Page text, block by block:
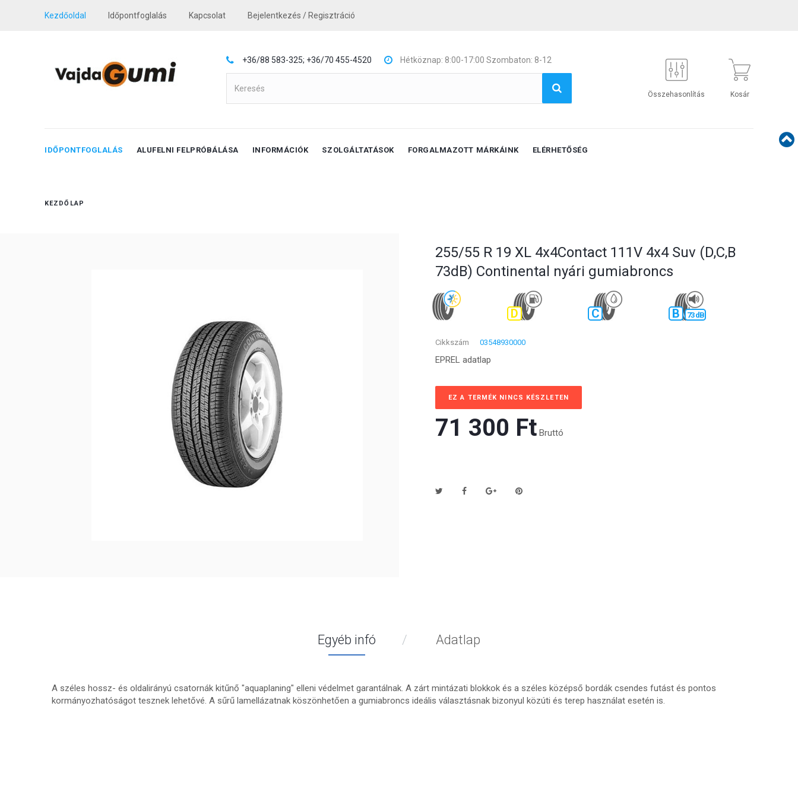
Kezdőoldal Időpontfoglalás Kapcsolat Bejelentkezés / Regisztráció
+36/88 583-325; +36/70 455-4520 Hétköznap: 8:00-17:00 Szombaton: 8-12
Összehasonlítás Kosár
IDŐPONTFOGLALÁS ALUFELNI FELPRÓBÁLÁSA INFORMÁCIÓK SZOLGÁLTATÁSOK FORGALMAZOTT MÁRKÁINK ELÉRHETŐSÉG
KEZDŐLAP
255/55 R 19 XL 4x4Contact 111V 4x4 Suv (D,C,B
73dB) Continental nyári gumiabroncs
D C B 73 dB
Cikkszám 03548930000
EPREL adatlap
EZ A TERMÉK NINCS KÉSZLETEN
71 300 Ft‎ Bruttó
Egyéb infó Adatlap
A széles hossz- és oldalirányú csatornák kitűnő "aquaplaning" elleni védelmet garantálnak. A zárt mintázati blokkok és a széles középső bordák csendes futást és pontos
kormányozhatóságot tesznek lehetővé. A sűrű lamellázatnak köszönhetően a gumiabroncs ideális választásnak bizonyul közúti és terep használat esetén is.